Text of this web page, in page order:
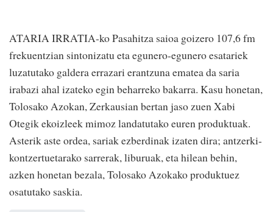
ATARIA IRRATIA-ko Pasahitza saioa goizero 107,6 fm
frekuentzian sintonizatu eta egunero-egunero esatariek
luzatutako galdera errazari erantzuna ematea da saria
irabazi ahal izateko egin beharreko bakarra. Kasu honetan,
Tolosako Azokan, Zerkausian bertan jaso zuen Xabi
Otegik ekoizleek mimoz landatutako euren produktuak.
Asterik aste ordea, sariak ezberdinak izaten dira; antzerki-
kontzertuetarako sarrerak, liburuak, eta hilean behin,
azken honetan bezala, Tolosako Azokako produktuez
osatutako saskia.